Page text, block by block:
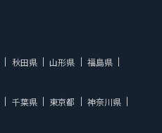
秋田県 山形県
福島県
千葉県 東京都
神奈川県